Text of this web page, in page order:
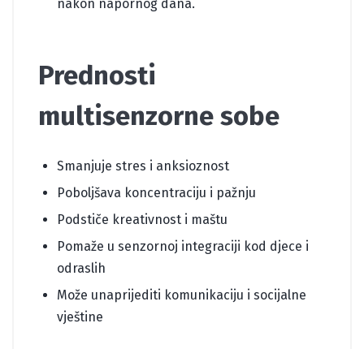
nakon napornog dana.
Prednosti
multisenzorne sobe
Smanjuje stres i anksioznost
Poboljšava koncentraciju i pažnju
Podstiče kreativnost i maštu
Pomaže u senzornoj integraciji kod djece i
odraslih
Može unaprijediti komunikaciju i socijalne
vještine